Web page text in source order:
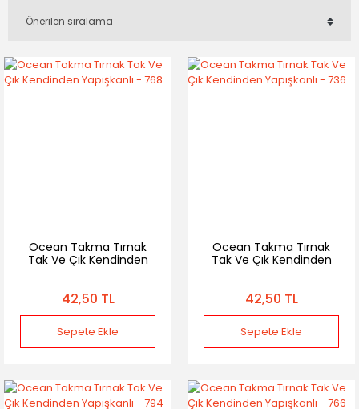
Ocean Takma Tırnak
Tak Ve Çık Kendinden
42,50 TL
Sepete Ekle
Ocean Takma Tırnak
Tak Ve Çık Kendinden
42,50 TL
Sepete Ekle